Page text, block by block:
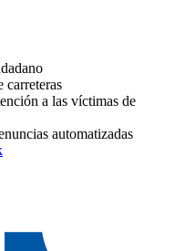
carreteras
a las víctimas de
automatizadas